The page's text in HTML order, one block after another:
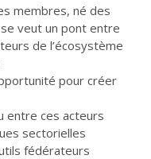
membres, né des
veut un pont entre
de l’écosystème
pour créer
entre ces acteurs
sectorielles
fédérateurs